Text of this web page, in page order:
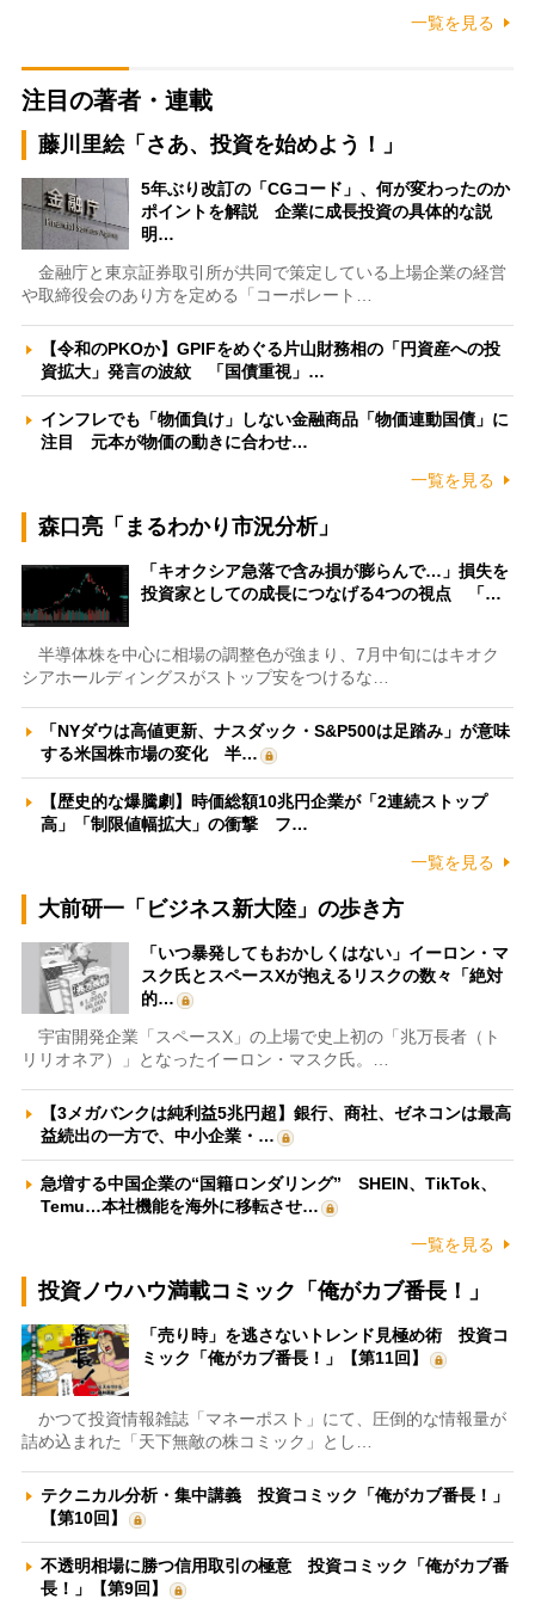
一覧を見る
注目の著者・連載
藤川里絵「さあ、投資を始めよう！」
5年ぶり改訂の「CGコード」、何が変わったのか
ポイントを解説 企業に成長投資の具体的な説
明…
金融庁と東京証券取引所が共同で策定している上場企業の経営
や取締役会のあり方を定める「コーポレート…
【令和のPKOか】GPIFをめぐる片山財務相の「円資産への投
資拡大」発言の波紋 「国債重視」…
インフレでも「物価負け」しない金融商品「物価連動国債」に
注目 元本が物価の動きに合わせ…
一覧を見る
森口亮「まるわかり市況分析」
「キオクシア急落で含み損が膨らんで…」損失を
投資家としての成長につなげる4つの視点 「…
半導体株を中心に相場の調整色が強まり、7月中旬にはキオク
シアホールディングスがストップ安をつけるな…
「NYダウは高値更新、ナスダック・S&P500は足踏み」が意味
する米国株市場の変化 半…
【歴史的な爆騰劇】時価総額10兆円企業が「2連続ストップ
高」「制限値幅拡大」の衝撃 フ…
一覧を見る
大前研一「ビジネス新大陸」の歩き方
「いつ暴発してもおかしくはない」イーロン・マ
スク氏とスペースXが抱えるリスクの数々「絶対
的…
宇宙開発企業「スペースX」の上場で史上初の「兆万長者（ト
リリオネア）」となったイーロン・マスク氏。…
【3メガバンクは純利益5兆円超】銀行、商社、ゼネコンは最高
益続出の一方で、中小企業・…
急増する中国企業の“国籍ロンダリング” SHEIN、TikTok、
Temu…本社機能を海外に移転させ…
一覧を見る
投資ノウハウ満載コミック「俺がカブ番長！」
「売り時」を逃さないトレンド見極め術 投資コ
ミック「俺がカブ番長！」【第11回】
かつて投資情報雑誌「マネーポスト」にて、圧倒的な情報量が
詰め込まれた「天下無敵の株コミック」とし…
テクニカル分析・集中講義 投資コミック「俺がカブ番長！」
【第10回】
不透明相場に勝つ信用取引の極意 投資コミック「俺がカブ番
長！」【第9回】